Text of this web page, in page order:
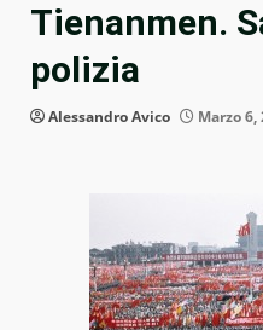
Tienanmen.
polizia
Alessandro Avico Marzo 6,